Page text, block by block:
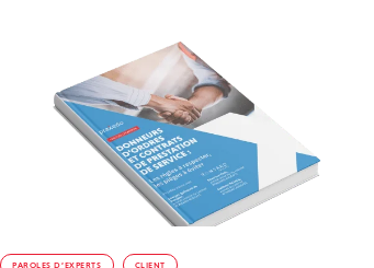
PAROLES D’EXPERTS CLIENT